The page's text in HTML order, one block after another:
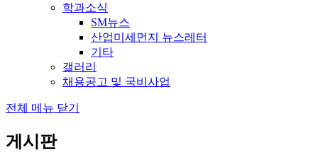
학과소식
SM뉴스
산업미세먼지 뉴스레터
기타
갤러리
채용공고 및 국비사업
전체 메뉴 닫기
게시판